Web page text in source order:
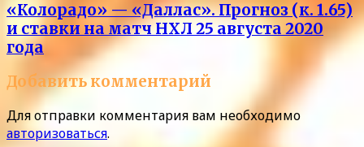
«Колорадо» — «Даллас». Прогноз (к. 1.65)
и ставки на матч НХЛ 25 августа 2020
года
Добавить комментарий
Для отправки комментария вам необходимо
авторизоваться.